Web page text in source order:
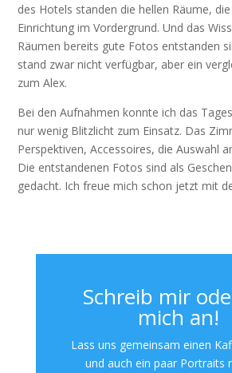
des Hotels standen die hellen Räume,
Einrichtung im Vordergrund. Und das
Räumen bereits gute Fotos entstanden
stand zwar nicht verfügbar, aber ein
zum Alex.
Bei den Aufnahmen konnte ich das
nur wenig Blitzlicht zum Einsatz. Das
Perspektiven, Accessoires, die Auswahl
Die entstandenen Fotos sind als
gedacht. Ich freue mich schon jetzt mit
Schreib mir
mich an!
Lass uns gemeinsam einen
und auch ein paar Portraits